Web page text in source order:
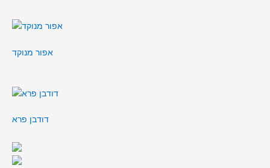
אפור מנוקד
דודבן פרא